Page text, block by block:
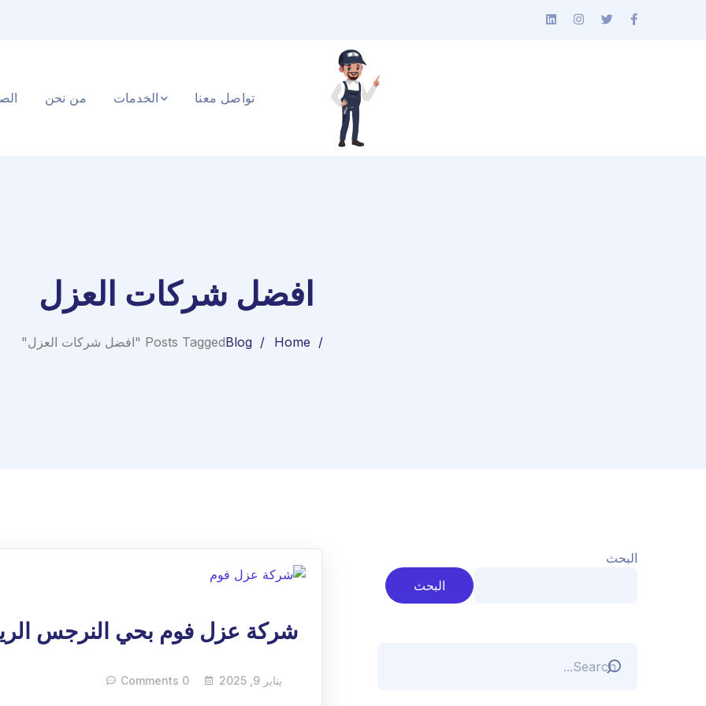
من نحن الخدمات تواصل معنا
افضل شركات العزل
Home
BlogPosts Tagged "افضل شركات العزل"
شركة عزل فوم بحي النرجس
يناير 9, 2025 0 Comments
البحث
البحث